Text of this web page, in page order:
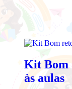
Kit Bom
às aulas